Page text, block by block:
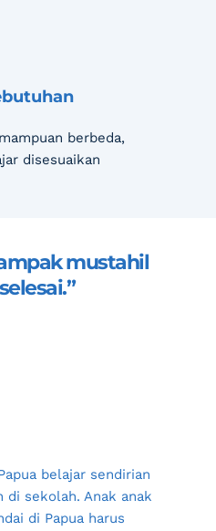
berbeda,
disesuaikan
mustahil
belajar sendirian
di sekolah. Anak anak
di Papua harus